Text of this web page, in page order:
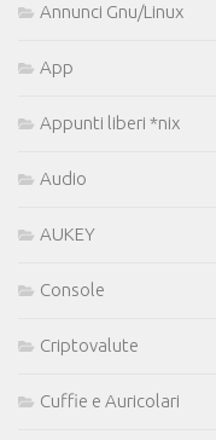
Annunci Gnu/Linux
App
Appunti liberi *nix
Audio
AUKEY
Console
Criptovalute
Cuffie e Auricolari